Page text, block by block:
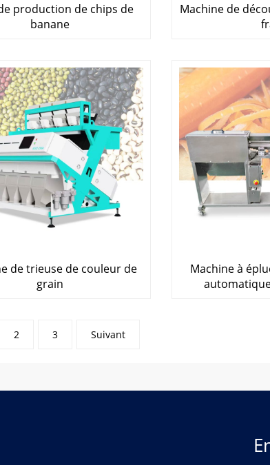
production de chips de
banane
Machine de
de trieuse de couleur de
grain
Machine à
2 3 Suivant